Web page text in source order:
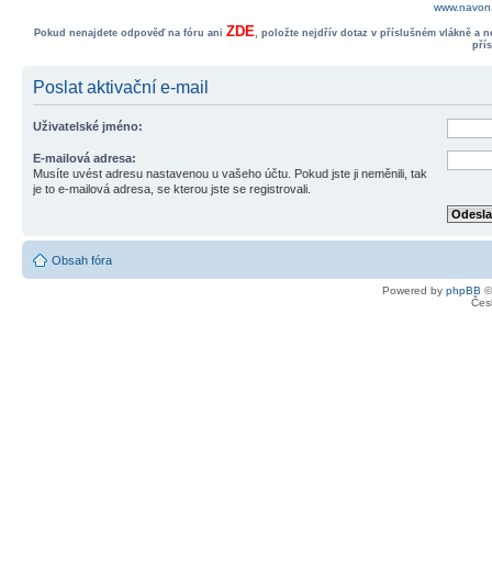
Pokud nenajdete odpověď na fóru ani ZDE, položte nejdřív dotaz v příslušném vlákně a
Poslat aktivační e-mail
Uživatelské jméno:
E-mailová adresa:
Musíte uvést adresu nastavenou u vašeho účtu. Pokud jste ji neměnili, tak
je to e-mailová adresa, se kterou jste se registrovali.
Obsah fóra
Powered by phpBB